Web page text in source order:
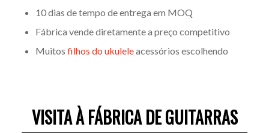
10 dias de tempo de entrega em MOQ
Fábrica vende diretamente a preço competitivo
Muitos filhos do ukuleleacessórios escolhendo
VISITA À FÁBRICA DE GUITARRAS